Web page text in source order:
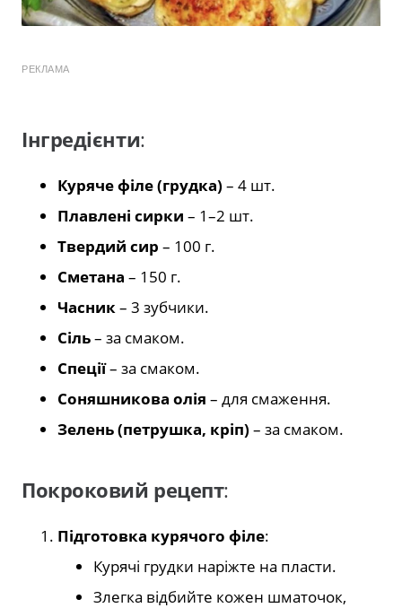
РЕКЛАМА
Інгредієнти:
Куряче філе (грудка) – 4 шт.
Плавлені сирки – 1–2 шт.
Твердий сир – 100 г.
Сметана – 150 г.
Часник– 3 зубчики.
Сіль– за смаком.
Спеції– за смаком.
Соняшникова олія – для смаження.
Зелень (петрушка, кріп) – за смаком.
Покроковий рецепт:
Підготовка курячого філе:
Курячі грудки наріжте на пласти.
Злегка відбийте кожен шматочок,